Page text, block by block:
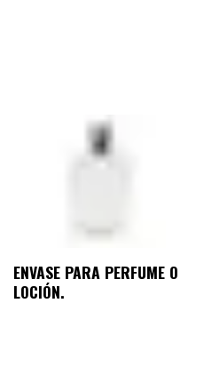
ENVASE PARA PERFUME O
LOCIÓN.